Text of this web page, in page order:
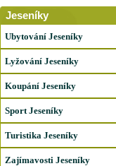
Jeseníky
Ubytování Jeseníky
Lyžování Jeseníky
Koupání Jeseníky
Sport Jeseníky
Turistika Jeseníky
Zajímavosti Jeseníky